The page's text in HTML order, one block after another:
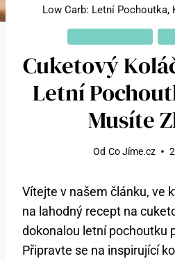
Low Carb: Letní
Cuketový
Letní
Musíte
Od Co Jíme.cz
Vítejte v našem článku, ve
na lahodný⁤ recept ⁢na
dokonalou letní pochoutku
Připravte⁣ se na inspirující